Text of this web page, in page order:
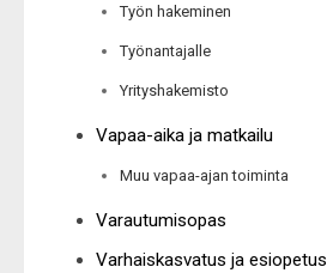
Työn hakeminen
Työnantajalle
Yrityshakemisto
Vapaa-aika ja matkailu
Muu vapaa-ajan toiminta
Varautumisopas
Varhaiskasvatus ja esiopetus